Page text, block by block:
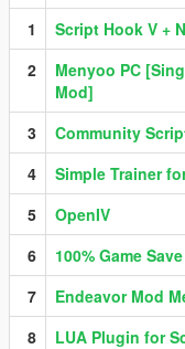
1
Script Hook V +
2
Menyoo PC
Mod]
3 Community
4
Simple Trainer
5
OpenIV
6
100% Game Save
7
Endeavor Mod
8
LUA Plugin for